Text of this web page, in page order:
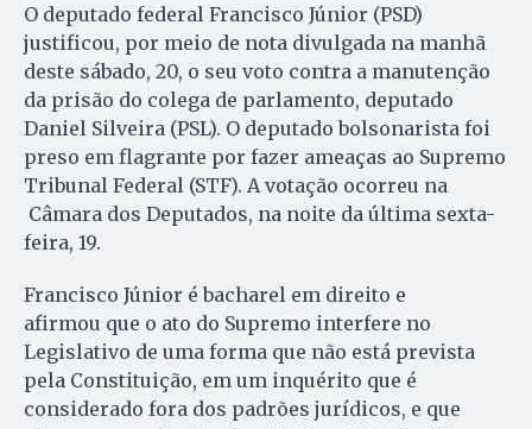
O deputado federal Francisco Júnior (PSD)
justificou, por meio de nota divulgada na manhã
deste sábado, 20, o seu voto contra a manutenção
da prisão do colega de parlamento, deputado
Daniel Silveira (PSL). O deputado bolsonarista foi
preso em flagrante por fazer ameaças ao Supremo
Tribunal Federal (STF). A votação ocorreu na
Câmara dos Deputados, na noite da última sexta-
feira, 19.
Francisco Júnior é bacharel em direito e
afirmou que o ato do Supremo interfere no
Legislativo de uma forma que não está prevista
pela Constituição, em um inquérito que é
considerado fora dos padrões jurídicos, e que